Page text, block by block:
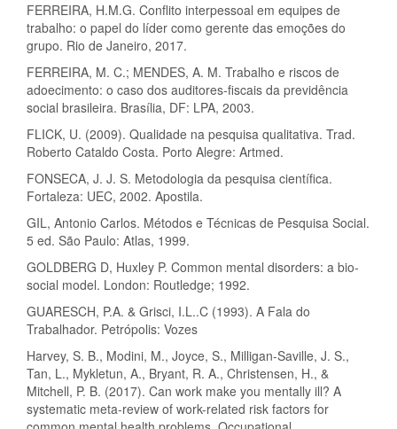
FERREIRA, H.M.G. Conflito interpessoal em equipes de
trabalho: o papel do líder como gerente das emoções do
grupo. Rio de Janeiro, 2017.
FERREIRA, M. C.; MENDES, A. M. Trabalho e riscos de
adoecimento: o caso dos auditores-fiscais da previdência
social brasileira. Brasília, DF: LPA, 2003.
FLICK, U. (2009). Qualidade na pesquisa qualitativa. Trad.
Roberto Cataldo Costa. Porto Alegre: Artmed.
FONSECA, J. J. S. Metodologia da pesquisa científica.
Fortaleza: UEC, 2002. Apostila.
GIL, Antonio Carlos. Métodos e Técnicas de Pesquisa Social.
5 ed. São Paulo: Atlas, 1999.
GOLDBERG D, Huxley P. Common mental disorders: a bio-
social model. London: Routledge; 1992.
GUARESCH, P.A. & Grisci, I.L..C (1993). A Fala do
Trabalhador. Petrópolis: Vozes
Harvey, S. B., Modini, M., Joyce, S., Milligan-Saville, J. S.,
Tan, L., Mykletun, A., Bryant, R. A., Christensen, H., &
Mitchell, P. B. (2017). Can work make you mentally ill? A
systematic meta-review of work-related risk factors for